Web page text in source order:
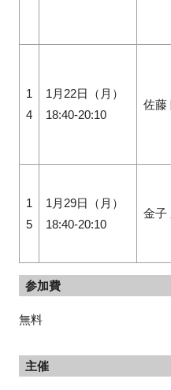
1
4
1月22日（月）
18:40-20:10
佐藤
1
5
1月29日（月）
18:40-20:10
金子
参加費
無料
主催